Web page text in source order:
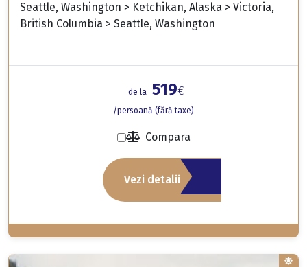
Seattle, Washington > Ketchikan, Alaska > Victoria,
British Columbia > Seattle, Washington
de la 519€
/persoană (fără taxe)
Compara
Vezi detalii